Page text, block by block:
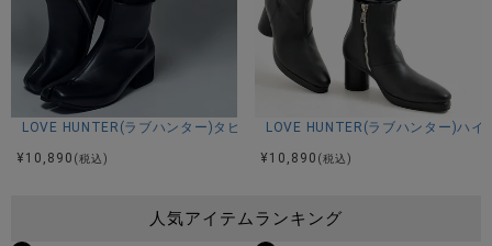
LOVE HUNTER(ラブハンター)タビブーツ/全1色
¥ 10,890 (税込)
LOVE HUNTER(ラブハンター)ハ
¥ 10,890 (税込)
人気アイテムランキング